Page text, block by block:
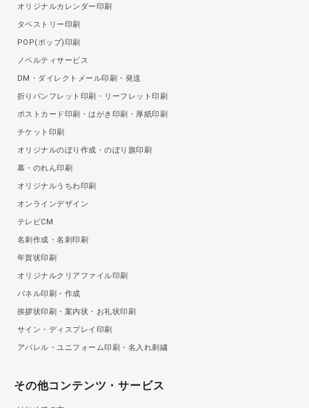
オリジナルカレンダー印刷
タペストリー印刷
POP(ポップ)印刷
ノベルティサービス
DM・ダイレクトメール印刷・発送
折りパンフレット印刷・リーフレット印刷
ポストカード印刷・はがき印刷・厚紙印刷
チケット印刷
オリジナルのぼり作成・のぼり旗印刷
幕・のれん印刷
オリジナルうちわ印刷
オンラインデザイン
テレビCM
名刺作成・名刺印刷
年賀状印刷
オリジナルクリアファイル印刷
パネル印刷・作成
挨拶状印刷・案内状・お礼状印刷
サイン・ディスプレイ印刷
アパレル・ユニフォーム印刷・名入れ刺繍
その他コンテンツ・サービス